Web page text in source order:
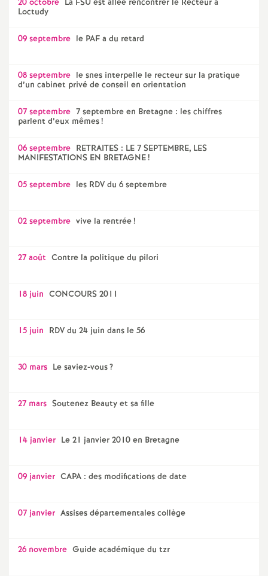
20 octobre La FSU est allée rencontrer le Recteur à
Loctudy
09 septembre le PAF a du retard
08 septembre le snes interpelle le recteur sur la pratique
d’un cabinet privé de conseil en orientation
07 septembre 7 septembre en Bretagne : les chiffres
parlent d’eux mêmes!
06 septembre RETRAITES : LE 7 SEPTEMBRE, LES
MANIFESTATIONS EN BRETAGNE!
05 septembre les RDV du 6 septembre
02 septembre vive la rentrée!
27 août Contre la politique du pilori
18 juin CONCOURS 2011
15 juin RDV du 24 juin dans le 56
30 mars Le saviez-vous?
27 mars Soutenez Beauty et sa fille
14 janvier Le 21 janvier 2010 en Bretagne
09 janvier CAPA : des modifications de date
07 janvier Assises départementales collège
26 novembre Guide académique du tzr